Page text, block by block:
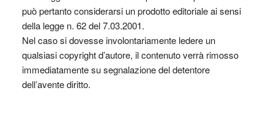
può pertanto considerarsi un prodotto editoriale ai sensi
della legge n. 62 del 7.03.2001.
Nel caso si dovesse involontariamente ledere un
qualsiasi copyright d’autore, il contenuto verrà rimosso
immediatamente su segnalazione del detentore
dell’avente diritto.